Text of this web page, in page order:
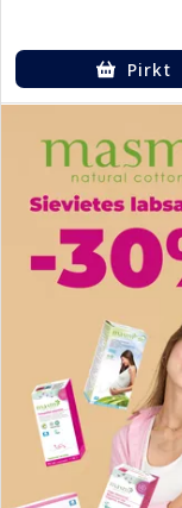
Pirkt